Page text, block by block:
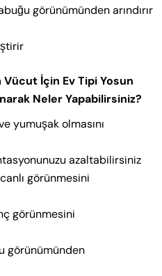
görünümünden arındırır
İçin Ev Tipi Yosun
Neler Yapabilirsiniz?
yumuşak olmasını
azaltabilirsiniz
görünmesini
görünmesini
görünümünden